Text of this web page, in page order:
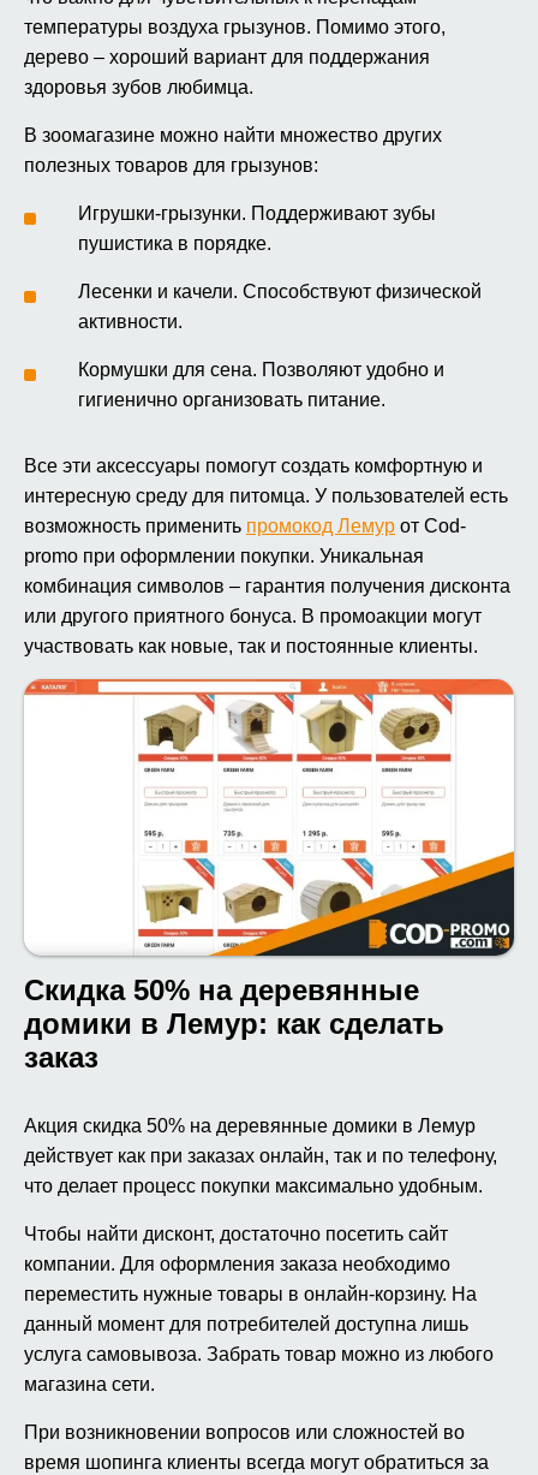
температуры воздуха грызунов. Помимо этого,
дерево – хороший вариант для поддержания
здоровья зубов любимца.
В зоомагазине можно найти множество других
полезных товаров для грызунов:
Игрушки-грызунки. Поддерживают зубы
пушистика в порядке.
Лесенки и качели. Способствуют физической
активности.
Кормушки для сена. Позволяют удобно и
гигиенично организовать питание.
Все эти аксессуары помогут создать комфортную и
интересную среду для питомца. У пользователей есть
возможность применить промокод Лемур от Cod-
promo при оформлении покупки. Уникальная
комбинация символов – гарантия получения дисконта
или другого приятного бонуса. В промоакции могут
участвовать как новые, так и постоянные клиенты.
Скидка 50% на деревянные
домики в Лемур: как сделать
заказ
Акция скидка 50% на деревянные домики в Лемур
действует как при заказах онлайн, так и по телефону,
что делает процесс покупки максимально удобным.
Чтобы найти дисконт, достаточно посетить сайт
компании. Для оформления заказа необходимо
переместить нужные товары в онлайн-корзину. На
данный момент для потребителей доступна лишь
услуга самовывоза. Забрать товар можно из любого
магазина сети.
При возникновении вопросов или сложностей во
время шопинга клиенты всегда могут обратиться за